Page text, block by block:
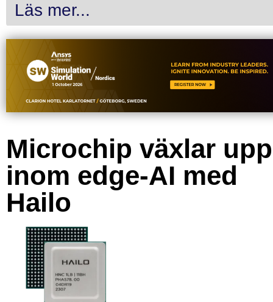
Läs mer...
Microchip växlar upp
inom edge-AI med
Hailo